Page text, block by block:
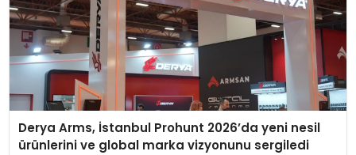
Derya Arms, İstanbul Prohunt 2026’da yeni nesil
ürünlerini ve global marka vizyonunu sergiledi